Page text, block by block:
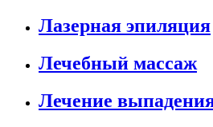
Лазерная эпиляция
Лечебный массаж
Лечение